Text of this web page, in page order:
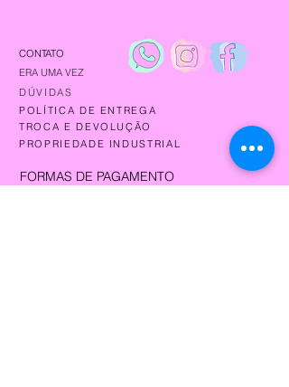
CONTATO
ERA UMA VEZ
DÚVIDAS
POLÍTICA DE ENTREGA
TROCA E DEVOLUÇÃO
PROPRIEDADE INDUSTRIAL
FORMAS DE PAGAMENTO